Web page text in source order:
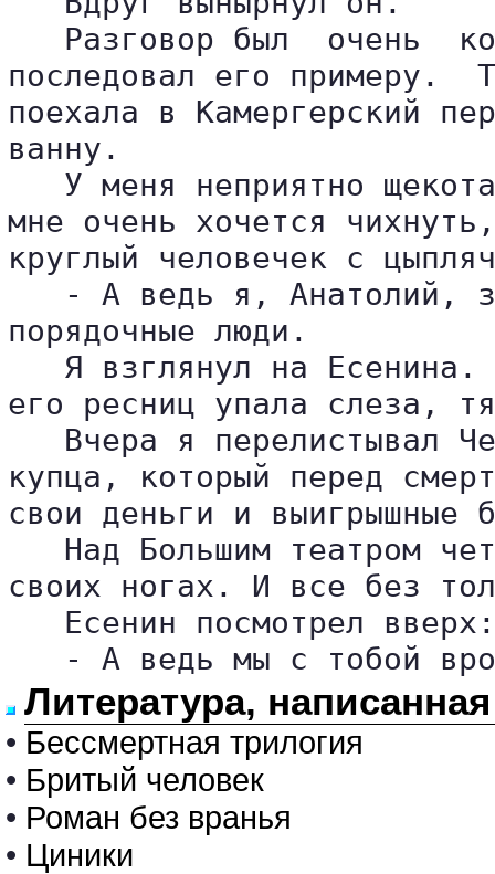
Разговор был  очень
последовал его примеру.
поехала в Камергерский
ванну.
У меня неприятно
мне очень хочется
круглый человечек с
- А ведь я, Анатолий,
порядочные люди.
Я взглянул на
его ресниц упала слеза,
Вчера я перелистывал
купца, который перед
свои деньги и выигрышные
Над Большим театром
своих ногах. И все без
   Есенин посмотрел вверх:
- А ведь мы с тобой
Литература,
• Бессмертная трилогия
• Бритый человек
• Роман без вранья
• Циники